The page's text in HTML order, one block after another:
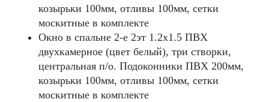
козырьки 100мм, отливы 100мм, сетки
москитные в комплекте
Окно в спальне 2-е 2эт 1.2х1.5 ПВХ
двухкамерное (цвет белый), три створки,
центральная п/о. Подоконники ПВХ 200мм,
козырьки 100мм, отливы 100мм, сетки
москитные в комплекте